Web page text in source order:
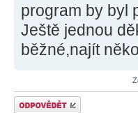
program by byl
Ještě jednou
běžné,najít
Odeslat odpověď